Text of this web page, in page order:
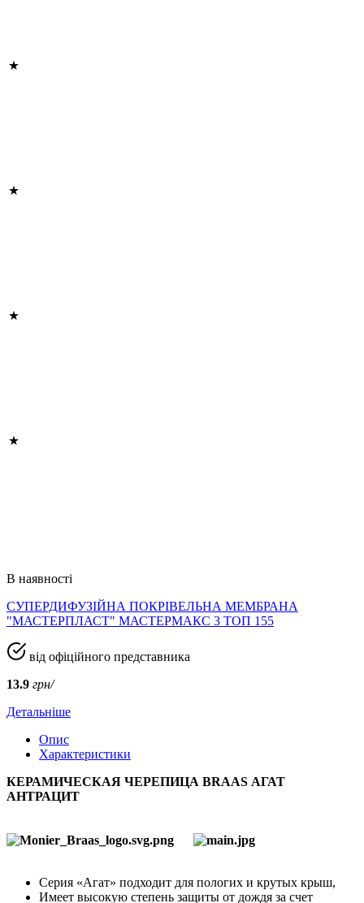
В наявності
СУПЕРДИФУЗІЙНА ПОКРІВЕЛЬНА МЕМБРАНА
"МАСТЕРПЛАСТ" МАСТЕРМАКС 3 ТОП 155
від офіційного представника
13.9 грн/
Детальніше
Опис
Характеристики
КЕРАМИЧЕСКАЯ ЧЕРЕПИЦА BRAAS АГАТ
АНТРАЦИТ
Серия «Агат» подходит для пологих и крутых крыш,
Имеет высокую степень защиты от дождя за счет